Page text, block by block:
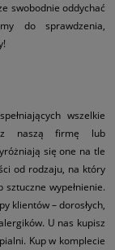
swobodnie oddychać
do sprawdzenia,
wszelkie
naszą firmę lub
się one na tle
od rodzaju, na który
wypełnienie.
klientów – dorosłych,
U nas kupisz
Kup w komplecie